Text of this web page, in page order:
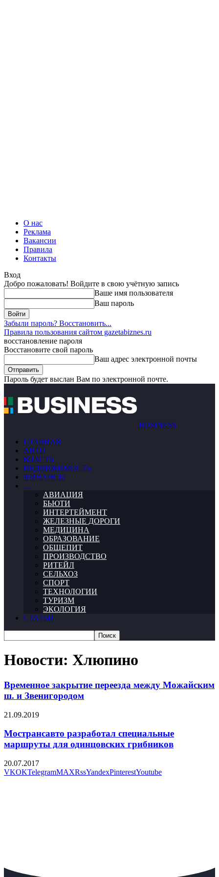
О нас
Реклама
Вакансии
Правила
Контакты
Вход
Добро пожаловать! Войдите в свою учётную запись
Ваше имя пользователя
Ваш пароль
Забыли пароль? Восстановить...
Правила пользования сайтом gazetabiznes.ru
восстановление пароля
Восстановите свой пароль
Ваш адрес электронной почты
Пароль будет выслан Вам по электронной почте.
BUSINESS
ГЛАВНАЯ
АВТО
ВЛАСТЬ
НЕДВИЖИМОСТЬ
ФИНАНСЫ
…
АВИАЦИЯ
БЬЮТИ
ИНТЕРТЕЙМЕНТ
ЖЕЛЕЗНЫЕ ДОРОГИ
МЕДИЦИНА
ОБРАЗОВАНИЕ
ОБЩЕПИТ
ПРОИЗВОДСТВО
РИТЕЙЛ
СЕЛЬХОЗ
СПОРТ
ТЕХНОЛОГИИ
ТУРИЗМ
ЭКОЛОГИЯ
СТАТЬИ
Новости: Хлюпино
Временное закрытие переезда между Можайским
ш. и Звенигородом
21.09.2019
Мострансавто разработал специальные
маршруты для одинцовских грибников
20.07.2017
VKOKTelegramMAXRssYandexPinterestYoutube